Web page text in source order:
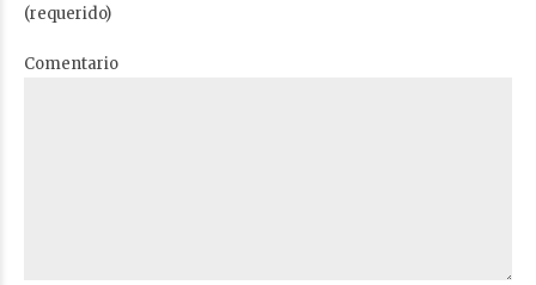
(requerido)
Comentario